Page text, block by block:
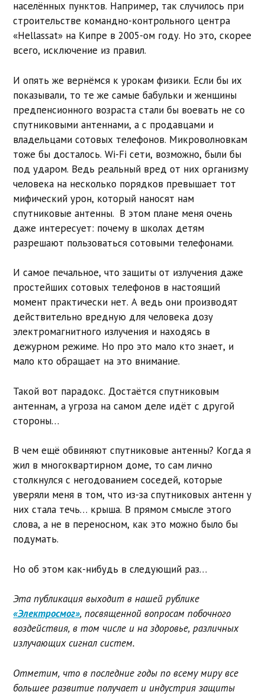
населённых пунктов. Например, так случилось при
строительстве командно-контрольного центра
«Hellassat» на Кипре в 2005-ом году. Но это, скорее
всего, исключение из правил.
И опять же вернёмся к урокам физики. Если бы их
показывали, то те же самые бабульки и женщины
предпенсионного возраста стали бы воевать не со
спутниковыми антеннами, а с продавцами и
владельцами сотовых телефонов. Микроволновкам
тоже бы досталось. Wi-Fi сети, возможно, были бы
под ударом. Ведь реальный вред от них организму
человека на несколько порядков превышает тот
мифический урон, который наносят нам
спутниковые антенны. В этом плане меня очень
даже интересует: почему в школах детям
разрешают пользоваться сотовыми телефонами.
И самое печальное, что защиты от излучения даже
простейших сотовых телефонов в настоящий
момент практически нет. А ведь они производят
действительно вредную для человека дозу
электромагнитного излучения и находясь в
дежурном режиме. Но про это мало кто знает, и
мало кто обращает на это внимание.
Такой вот парадокс. Достаётся спутниковым
антеннам, а угроза на самом деле идёт с другой
стороны…
В чем ещё обвиняют спутниковые антенны? Когда я
жил в многоквартирном доме, то сам лично
столкнулся с негодованием соседей, которые
уверяли меня в том, что из-за спутниковых антенн у
них стала течь… крыша. В прямом смысле этого
слова, а не в переносном, как это можно было бы
подумать.
Но об этом как-нибудь в следующий раз…
Эта публикация выходит в нашей рублике
«Электросмог», посвященной вопросам побочного
воздействия, в том числе и на здоровье, различных
излучающих сигнал систем.
Отметим, что в последние годы по всему миру все
большее развитие получает и индустрия защиты